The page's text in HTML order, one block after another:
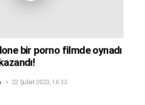
bir porno filmde oynadı
22 Şubat 2023, 16:33